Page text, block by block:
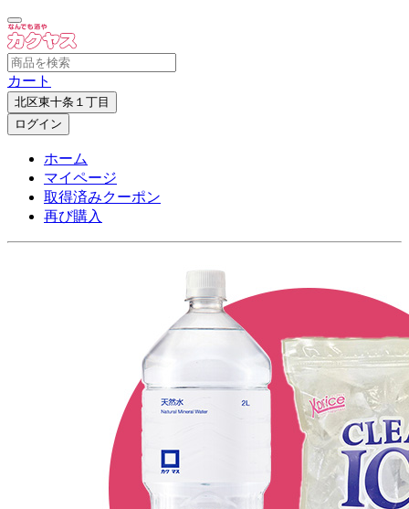
カート
北区東十条１丁目
ログイン
ホーム
マイページ
取得済みクーポン
再び購入